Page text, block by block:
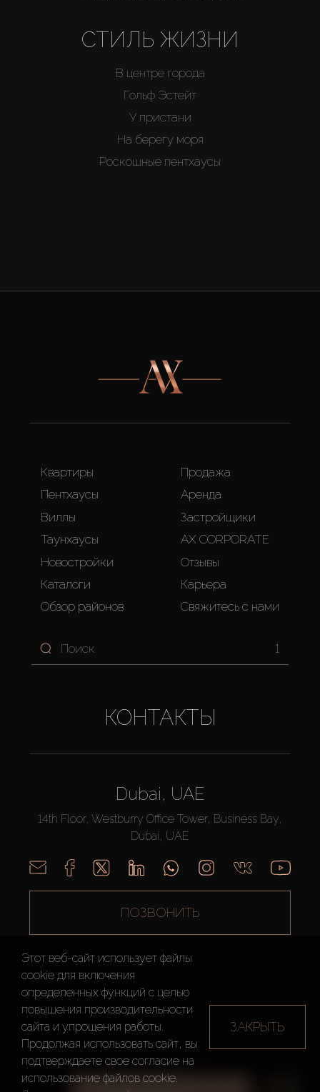
СТИЛЬ ЖИЗНИ
В центре города
Гольф Эстейт
У пристани
На берегу моря
Роскошные пентхаусы
Квартиры
Пентхаусы
Виллы
Таунхаусы
Новостройки
Каталоги
Обзор районов
Продажа
Аренда
Застройщики
AX CORPORATE
Отзывы
Карьера
Свяжитесь с нами
1
КОНТАКТЫ
Dubai, UAE
14th Floor, Westburry Office Tower, Business Bay,
Dubai, UAE
ПОЗВОНИТЬ
AX CAPITAL ©2026 Все Права Защищены
Условия
использования
конфиденциальности
сайта
Этот веб-сайт использует файлы
cookie для включения
определенных функций c целью
повышения производительности
сайта и упрощения работы.
Продолжая использовать сайт, вы
подтверждаете свое согласие на
использование файлов cookie.
ЗАКРЫТЬ